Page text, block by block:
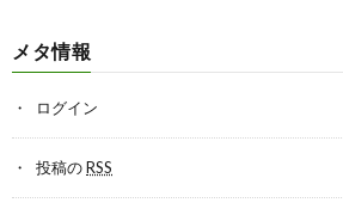
メタ情報
ログイン
投稿のRSS